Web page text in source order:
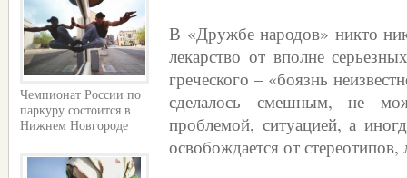
Чемпионат России по
паркуру состоится в
Нижнем Новгороде
В «Дружбе народов» никто
лекарство от вполне
греческого – «боязнь
сделалось смешным, не
проблемой, ситуацией, а
освобождается от